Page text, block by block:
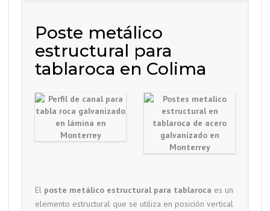
Poste metálico
estructural para
tablaroca en Colima
El poste metálico estructural para tablaroca es un
elemento estructural que se utiliza en posición vertical